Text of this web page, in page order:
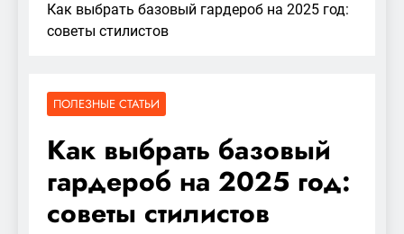
Как выбрать базовый гардероб на 2025 год:
советы стилистов
ПОЛЕЗНЫЕ СТАТЬИ
Как выбрать базовый
гардероб на 2025 год:
советы стилистов